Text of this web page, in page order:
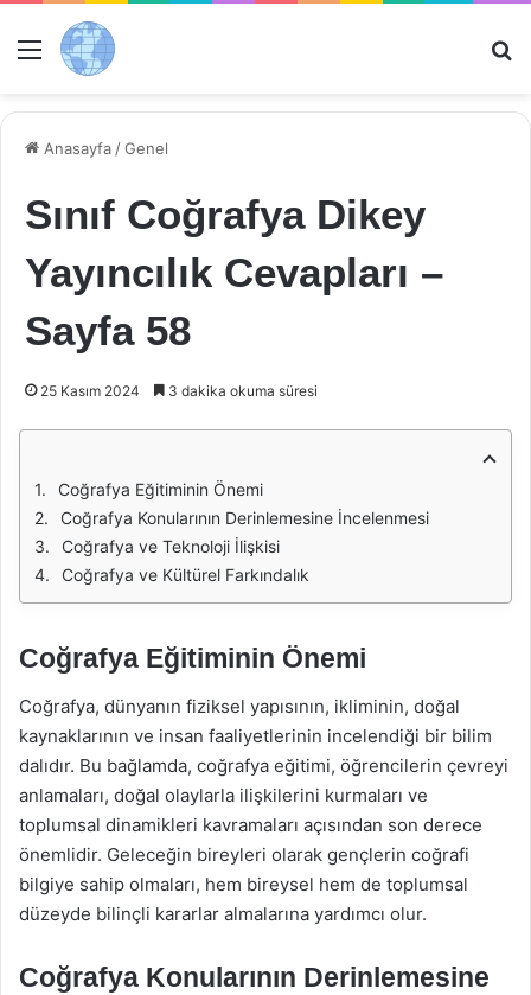
Menü
Anasayfa /Genel
Sınıf Coğrafya Dikey
Yayıncılık Cevapları –
Sayfa 58
25 Kasım 2024 3 dakika okuma süresi
Coğrafya Eğitiminin Önemi
Coğrafya Konularının Derinlemesine İncelenmesi
Coğrafya ve Teknoloji İlişkisi
Coğrafya ve Kültürel Farkındalık
Coğrafya Eğitiminin Önemi
Coğrafya, dünyanın fiziksel yapısının, ikliminin, doğal
kaynaklarının ve insan faaliyetlerinin incelendiği bir bilim
dalıdır. Bu bağlamda, coğrafya eğitimi, öğrencilerin çevreyi
anlamaları, doğal olaylarla ilişkilerini kurmaları ve
toplumsal dinamikleri kavramaları açısından son derece
önemlidir. Geleceğin bireyleri olarak gençlerin coğrafi
bilgiye sahip olmaları, hem bireysel hem de toplumsal
düzeyde bilinçli kararlar almalarına yardımcı olur.
Coğrafya Konularının Derinlemesine